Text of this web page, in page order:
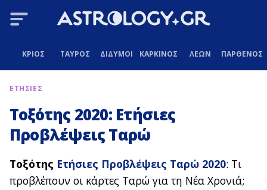
ΚΡΙΟΣ ΤΑΥΡΟΣ ΔΙΔΥΜΟΙ ΚΑΡΚΙΝΟΣ ΛΕΩΝ ΠΑΡΘΕΝΟΣ
ΕΤΗΣΙΕΣ
Τοξότης 2020: Ετήσιες
Προβλέψεις Ταρώ
Τοξότης Ετήσιες Προβλέψεις Ταρώ 2020: Τι
προβλέπουν οι κάρτες Ταρώ για τη Νέα Χρονιά;